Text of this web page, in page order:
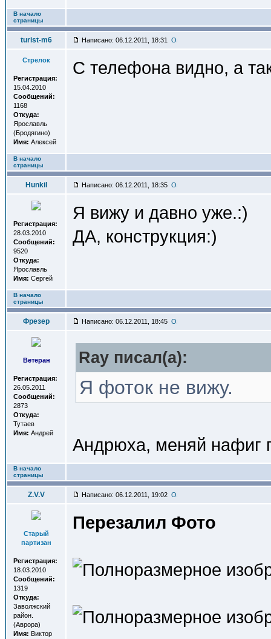
В начало
страницы
turist-m6 Написано: 06.12.2011, 18:31
Стрелок
Регистрация:
15.04.2010
Сообщений:
1168
Откуда:
Ярославль
(Бродягино)
Имя: Алексей
С телефона видно, а
В начало
страницы
Hunkil Написано: 06.12.2011, 18:35
Регистрация:
28.03.2010
Сообщений:
9520
Откуда:
Ярославль
Имя: Сергей
Я вижу и давно уже.:)
ДА, конструкция:)
В начало
страницы
Фрезер Написано: 06.12.2011, 18:45
Ветеран
Регистрация:
26.05.2011
Сообщений:
2873
Откуда:
Тутаев
Имя: Андрей
Ray писал(a):
Я фоток не вижу.
Андрюха, меняй нафиг
В начало
страницы
Z.V.V Написано: 06.12.2011, 19:02
Старый
партизан
Регистрация:
18.03.2010
Сообщений:
1319
Откуда:
Заволжский
район.
(Аврора)
Имя: Виктор
Перезалил Фото